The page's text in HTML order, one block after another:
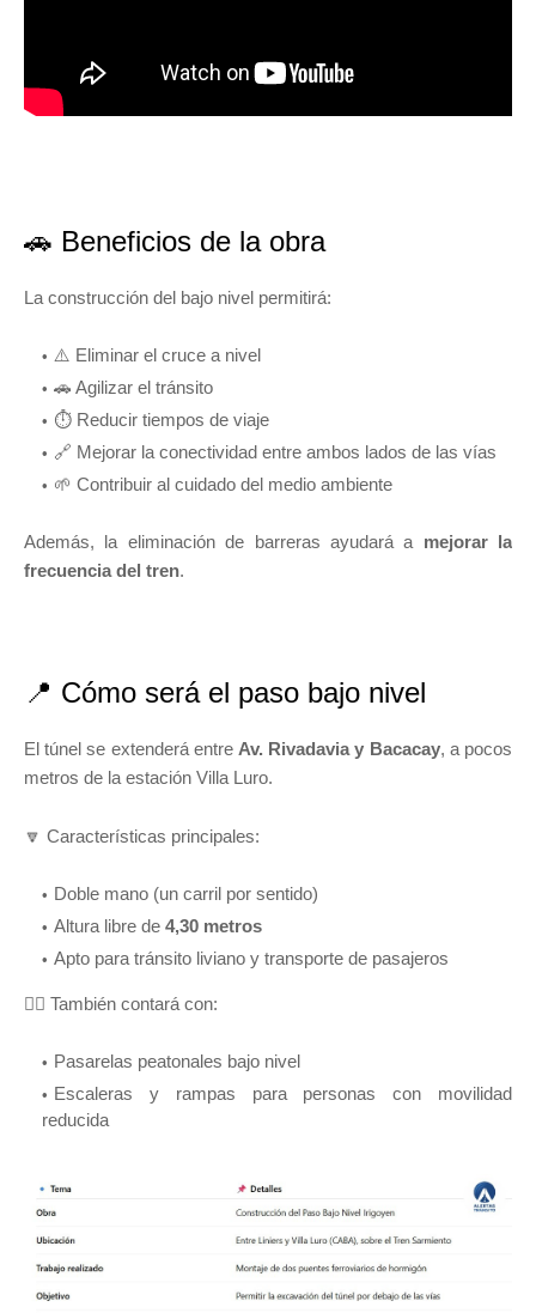
🚗 Beneficios de la obra
La construcción del bajo nivel permitirá:
⚠️ Eliminar el cruce a nivel
🚗 Agilizar el tránsito
⏱️ Reducir tiempos de viaje
🔗 Mejorar la conectividad entre ambos lados de las vías
🌱 Contribuir al cuidado del medio ambiente
Además, la eliminación de barreras ayudará a mejorar la
frecuencia del tren.
📍 Cómo será el paso bajo nivel
El túnel se extenderá entre Av. Rivadavia y Bacacay, a pocos
metros de la estación Villa Luro.
🔽 Características principales:
Doble mano (un carril por sentido)
Altura libre de 4,30 metros
Apto para tránsito liviano y transporte de pasajeros
🚶‍♂️ También contará con:
Pasarelas peatonales bajo nivel
Escaleras y rampas para personas con movilidad
reducida